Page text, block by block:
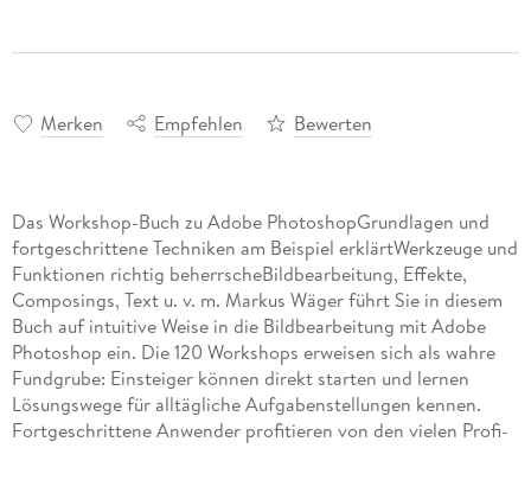
Merken Empfehlen Bewerten
Das Workshop-Buch zu Adobe PhotoshopGrundlagen und
fortgeschrittene Techniken am Beispiel erklärtWerkzeuge und
Funktionen richtig beherrscheBildbearbeitung, Effekte,
Composings, Text u. v. m. Markus Wäger führt Sie in diesem
Buch auf intuitive Weise in die Bildbearbeitung mit Adobe
Photoshop ein. Die 120 Workshops erweisen sich als wahre
Fundgrube: Einsteiger können direkt starten und lernen
Lösungswege für alltägliche Aufgabenstellungen kennen.
Fortgeschrittene Anwender profitieren von den vielen Profi-